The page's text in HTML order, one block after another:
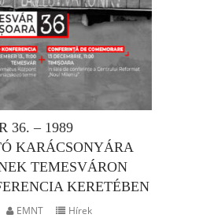
36. – 1989
KARÁCSONYÁRA
TEMESVÁRON
KERETÉBEN
EMNT Hírek